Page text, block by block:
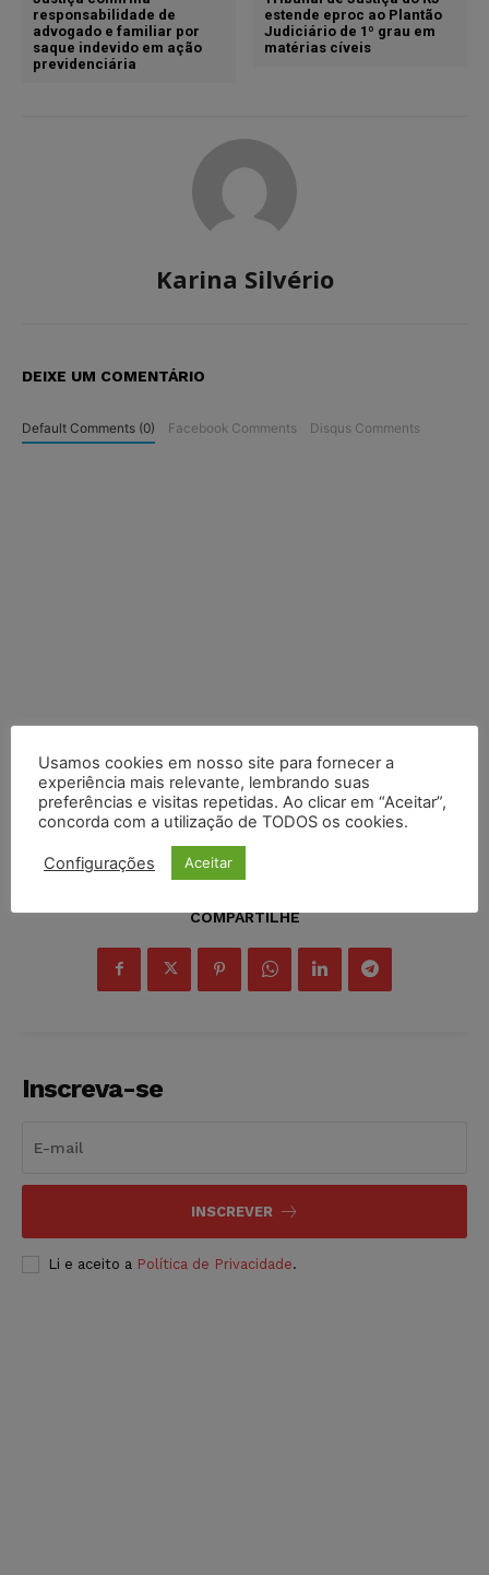
responsabilidade de
advogado e familiar por
saque indevido em ação
previdenciária
estende eproc ao Plantão
Judiciário de 1º grau em
matérias cíveis
Karina Silvério
DEIXE UM COMENTÁRIO
Default Comments (0) Facebook Comments Disqus Comments
COMPARTILHE
Inscreva-se
INSCREVER
Li e aceito a Política de Privacidade.
Usamos cookies em nosso site para fornecer a
experiência mais relevante, lembrando suas
preferências e visitas repetidas. Ao clicar em “Aceitar”,
concorda com a utilização de TODOS os cookies.
Configurações Aceitar